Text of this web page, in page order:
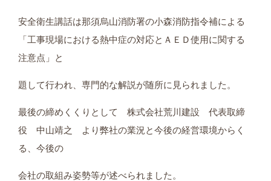
安全衛生講話は那須烏山消防署の小森消防指令補による
「工事現場における熱中症の対応とＡＥＤ使用に関する
注意点」と
題して行われ、専門的な解説が随所に見られました。
最後の締めくくりとして 株式会社荒川建設 代表取締
役 中山靖之 より弊社の業況と今後の経営環境からく
る、今後の
会社の取組み姿勢等が述べられました。